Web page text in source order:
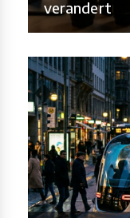
verandert